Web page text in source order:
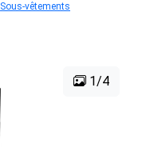
Sous-vêtements
1/4